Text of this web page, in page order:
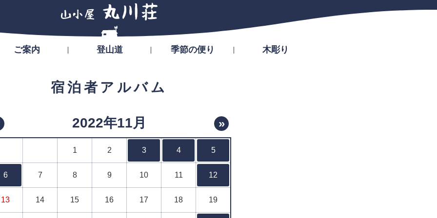
ご案内 登山道 季節の便り 木彫り
宿泊者アルバム
2022年11月 »
1 2 3 4 5
6 7 8 9 10 11 12
13 14 15 16 17 18 19